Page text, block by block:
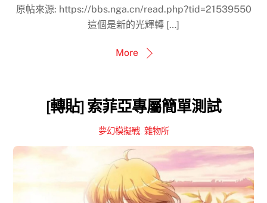
原帖來源: https://bbs.nga.cn/read.php?tid=21539550
這個是新的光輝轉 […]
More
[轉貼] 索菲亞專屬簡單測試
夢幻模擬戰, 雜物所